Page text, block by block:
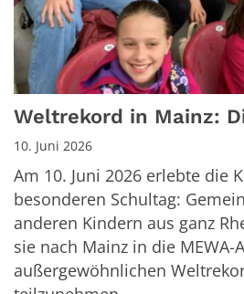
Weltrekord in Mainz:
10. Juni 2026
Am 10. Juni 2026 erlebte die
besonderen Schultag:
anderen Kindern aus ganz
sie nach Mainz in die
außergewöhnlichen